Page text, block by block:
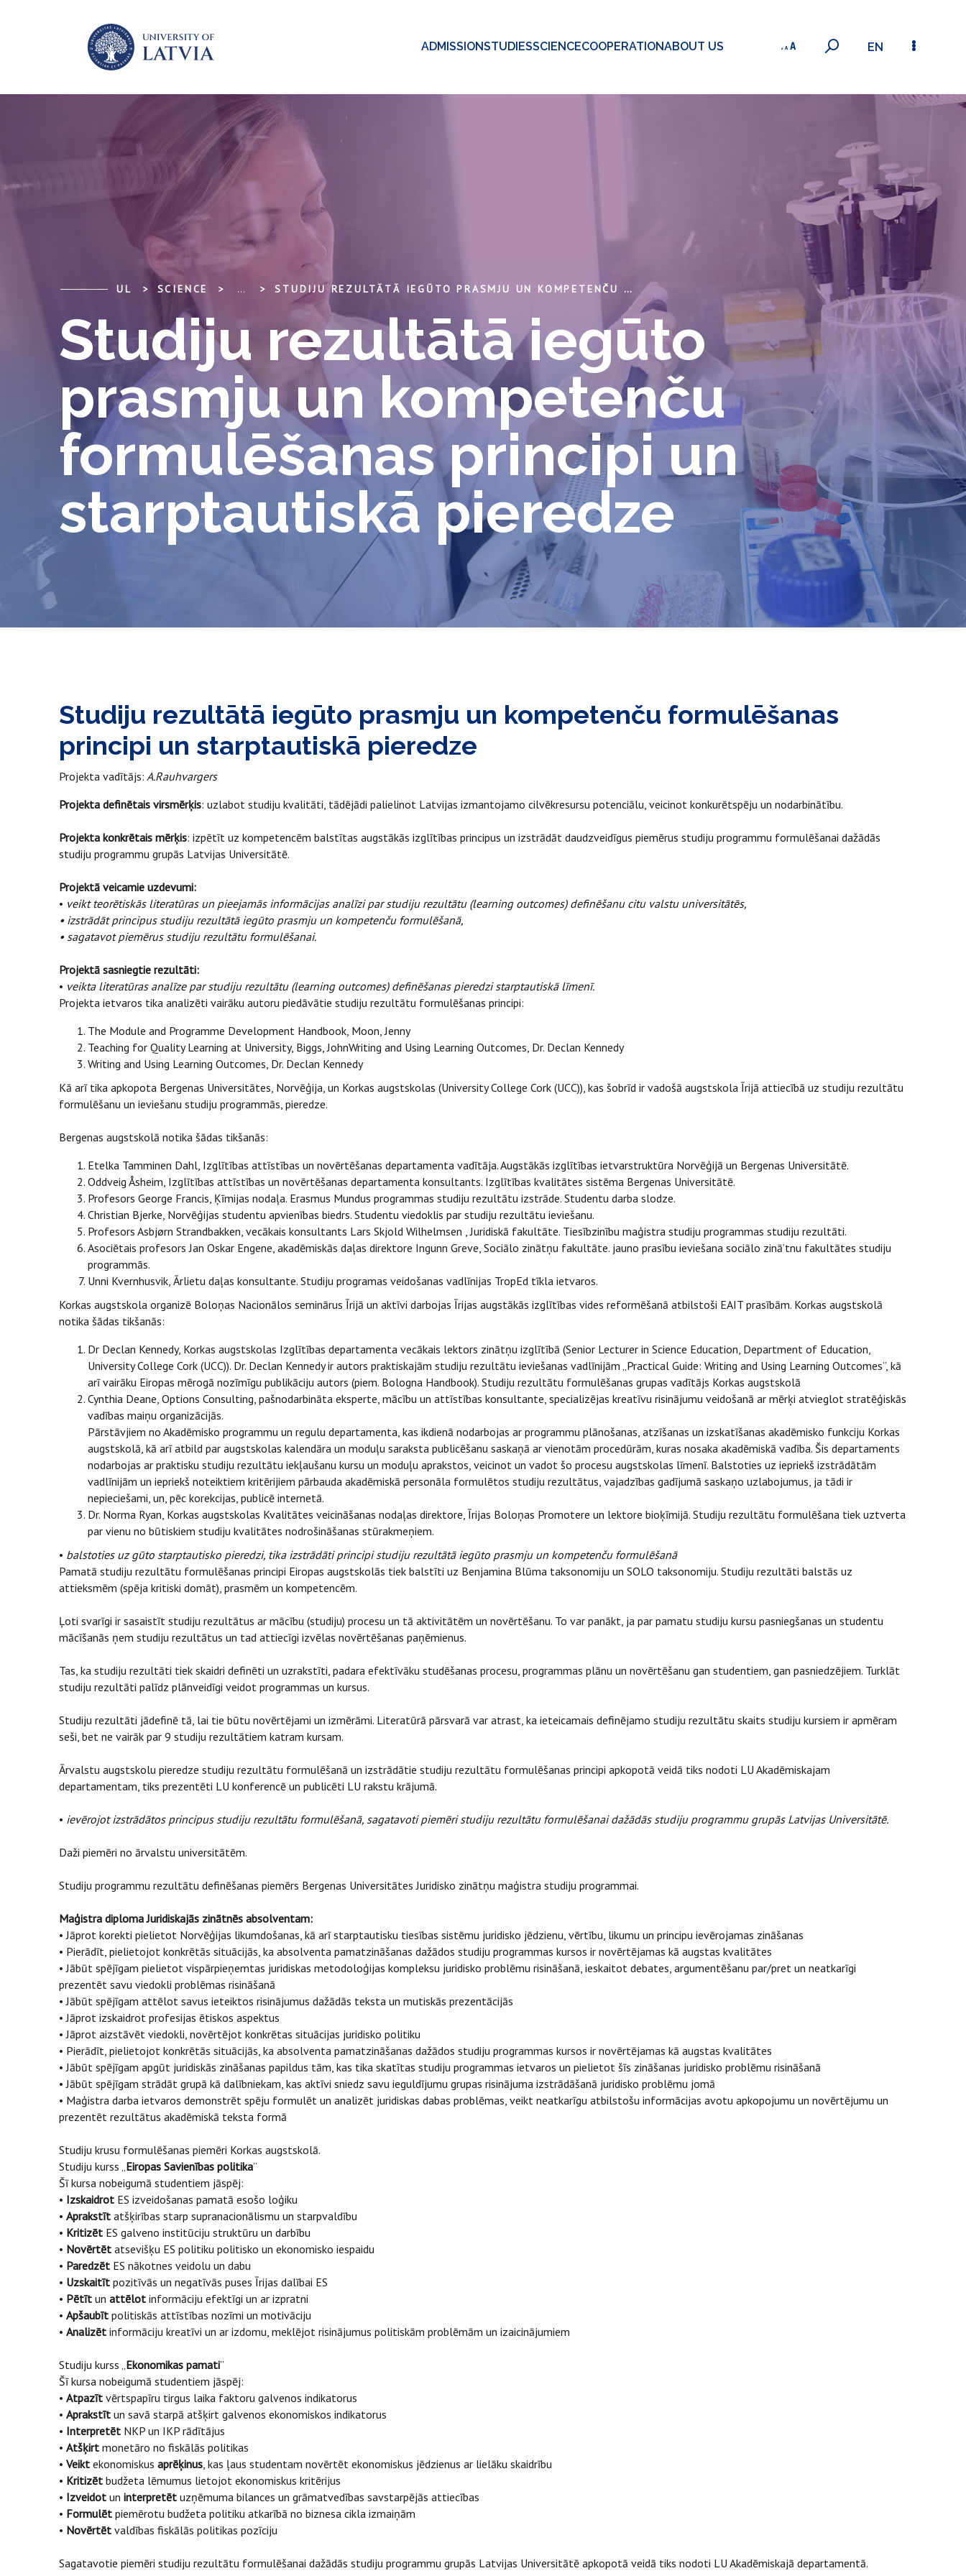
ADMISSIONSTUDIESSCIENCECOOPERATIONABOUT US EN
UL SCIENCE ... STUDIJU REZULTĀTĀ IEGŪTO PRASMJU UN KOMPETENČU FORMULĒŠANAS PRINCIPI UN STARPTAUTISKĀ PIEREDZE
Studiju rezultātā iegūto
prasmju un kompetenču
formulēšanas principi un
starptautiskā pieredze
Studiju rezultātā iegūto prasmju un kompetenču formulēšanas
principi un starptautiskā pieredze
Projekta vadītājs: A.Rauhvargers
Projekta definētais virsmērķis: uzlabot studiju kvalitāti, tādējādi palielinot Latvijas izmantojamo cilvēkresursu potenciālu, veicinot konkurētspēju un nodarbinātību.
Projekta konkrētais mērķis: izpētīt uz kompetencēm balstītas augstākās izglītības principus un izstrādāt daudzveidīgus piemērus studiju programmu formulēšanai dažādās
studiju programmu grupās Latvijas Universitātē.
Projektā veicamie uzdevumi:
• veikt teorētiskās literatūras un pieejamās informācijas analīzi par studiju rezultātu (learning outcomes) definēšanu citu valstu universitātēs,
• izstrādāt principus studiju rezultātā iegūto prasmju un kompetenču formulēšanā,
• sagatavot piemērus studiju rezultātu formulēšanai.
Projektā sasniegtie rezultāti:
• veikta literatūras analīze par studiju rezultātu (learning outcomes) definēšanas pieredzi starptautiskā līmenī.
Projekta ietvaros tika analizēti vairāku autoru piedāvātie studiju rezultātu formulēšanas principi:
The Module and Programme Development Handbook, Moon, Jenny
Teaching for Quality Learning at University, Biggs, JohnWriting and Using Learning Outcomes, Dr. Declan Kennedy
Writing and Using Learning Outcomes, Dr. Declan Kennedy
Kā arī tika apkopota Bergenas Universitātes, Norvēģija, un Korkas augstskolas (University College Cork (UCC)), kas šobrīd ir vadošā augstskola Īrijā attiecībā uz studiju rezultātu
formulēšanu un ieviešanu studiju programmās, pieredze.
Bergenas augstskolā notika šādas tikšanās:
Etelka Tamminen Dahl, Izglītības attīstības un novērtēšanas departamenta vadītāja. Augstākās izglītības ietvarstruktūra Norvēģijā un Bergenas Universitātē.
Oddveig Åsheim, Izglītības attīstības un novērtēšanas departamenta konsultants. Izglītības kvalitātes sistēma Bergenas Universitātē.
Profesors George Francis, Ķīmijas nodaļa. Erasmus Mundus programmas studiju rezultātu izstrāde. Studentu darba slodze.
Christian Bjerke, Norvēģijas studentu apvienības biedrs. Studentu viedoklis par studiju rezultātu ieviešanu.
Profesors Asbjørn Strandbakken, vecākais konsultants Lars Skjold Wilhelmsen , Juridiskā fakultāte. Tiesībzinību maģistra studiju programmas studiju rezultāti.
Asociētais profesors Jan Oskar Engene, akadēmiskās daļas direktore Ingunn Greve, Sociālo zinātņu fakultāte. jauno prasību ieviešana sociālo zinā’tnu fakultātes studiju
programmās.
Unni Kvernhusvik, Ārlietu daļas konsultante. Studiju programas veidošanas vadlīnijas TropEd tīkla ietvaros.
Korkas augstskola organizē Boloņas Nacionālos seminārus Īrijā un aktīvi darbojas Īrijas augstākās izglītības vides reformēšanā atbilstoši EAIT prasībām. Korkas augstskolā
notika šādas tikšanās:
Dr Declan Kennedy, Korkas augstskolas Izglītības departamenta vecākais lektors zinātņu izglītībā (Senior Lecturer in Science Education, Department of Education,
University College Cork (UCC)). Dr. Declan Kennedy ir autors praktiskajām studiju rezultātu ieviešanas vadlīnijām „Practical Guide: Writing and Using Learning Outcomes”, kā
arī vairāku Eiropas mērogā nozīmīgu publikāciju autors (piem. Bologna Handbook). Studiju rezultātu formulēšanas grupas vadītājs Korkas augstskolā
Cynthia Deane, Options Consulting, pašnodarbināta eksperte, mācību un attīstības konsultante, specializējas kreatīvu risinājumu veidošanā ar mērķi atvieglot stratēģiskās
vadības maiņu organizācijās.
Pārstāvjiem no Akadēmisko programmu un regulu departamenta, kas ikdienā nodarbojas ar programmu plānošanas, atzīšanas un izskatīšanas akadēmisko funkciju Korkas
augstskolā, kā arī atbild par augstskolas kalendāra un moduļu saraksta publicēšanu saskaņā ar vienotām procedūrām, kuras nosaka akadēmiskā vadība. Šis departaments
nodarbojas ar praktisku studiju rezultātu iekļaušanu kursu un moduļu aprakstos, veicinot un vadot šo procesu augstskolas līmenī. Balstoties uz iepriekš izstrādātām
vadlīnijām un iepriekš noteiktiem kritērijiem pārbauda akadēmiskā personāla formulētos studiju rezultātus, vajadzības gadījumā saskaņo uzlabojumus, ja tādi ir
nepieciešami, un, pēc korekcijas, publicē internetā.
Dr. Norma Ryan, Korkas augstskolas Kvalitātes veicināšanas nodaļas direktore, Īrijas Boloņas Promotere un lektore bioķīmijā. Studiju rezultātu formulēšana tiek uztverta
par vienu no būtiskiem studiju kvalitātes nodrošināšanas stūrakmeņiem.
• balstoties uz gūto starptautisko pieredzi, tika izstrādāti principi studiju rezultātā iegūto prasmju un kompetenču formulēšanā
Pamatā studiju rezultātu formulēšanas principi Eiropas augstskolās tiek balstīti uz Benjamina Blūma taksonomiju un SOLO taksonomiju. Studiju rezultāti balstās uz
attieksmēm (spēja kritiski domāt), prasmēm un kompetencēm.
Ļoti svarīgi ir sasaistīt studiju rezultātus ar mācību (studiju) procesu un tā aktivitātēm un novērtēšanu. To var panākt, ja par pamatu studiju kursu pasniegšanas un studentu
mācīšanās ņem studiju rezultātus un tad attiecīgi izvēlas novērtēšanas paņēmienus.
Tas, ka studiju rezultāti tiek skaidri definēti un uzrakstīti, padara efektīvāku studēšanas procesu, programmas plānu un novērtēšanu gan studentiem, gan pasniedzējiem. Turklāt
studiju rezultāti palīdz plānveidīgi veidot programmas un kursus.
Studiju rezultāti jādefinē tā, lai tie būtu novērtējami un izmērāmi. Literatūrā pārsvarā var atrast, ka ieteicamais definējamo studiju rezultātu skaits studiju kursiem ir apmēram
seši, bet ne vairāk par 9 studiju rezultātiem katram kursam.
Ārvalstu augstskolu pieredze studiju rezultātu formulēšanā un izstrādātie studiju rezultātu formulēšanas principi apkopotā veidā tiks nodoti LU Akadēmiskajam
departamentam, tiks prezentēti LU konferencē un publicēti LU rakstu krājumā.
• ievērojot izstrādātos principus studiju rezultātu formulēšanā, sagatavoti piemēri studiju rezultātu formulēšanai dažādās studiju programmu grupās Latvijas Universitātē.
Daži piemēri no ārvalstu universitātēm.
Studiju programmu rezultātu definēšanas piemērs Bergenas Universitātes Juridisko zinātņu maģistra studiju programmai.
Maģistra diploma Juridiskajās zinātnēs absolventam:
• Jāprot korekti pielietot Norvēģijas likumdošanas, kā arī starptautisku tiesības sistēmu juridisko jēdzienu, vērtību, likumu un principu ievērojamas zināšanas
• Pierādīt, pielietojot konkrētās situācijās, ka absolventa pamatzināšanas dažādos studiju programmas kursos ir novērtējamas kā augstas kvalitātes
• Jābūt spējīgam pielietot vispārpieņemtas juridiskas metodoloģijas kompleksu juridisko problēmu risināšanā, ieskaitot debates, argumentēšanu par/pret un neatkarīgi
prezentēt savu viedokli problēmas risināšanā
• Jābūt spējīgam attēlot savus ieteiktos risinājumus dažādās teksta un mutiskās prezentācijās
• Jāprot izskaidrot profesijas ētiskos aspektus
• Jāprot aizstāvēt viedokli, novērtējot konkrētas situācijas juridisko politiku
• Pierādīt, pielietojot konkrētās situācijās, ka absolventa pamatzināšanas dažādos studiju programmas kursos ir novērtējamas kā augstas kvalitātes
• Jābūt spējīgam apgūt juridiskās zināšanas papildus tām, kas tika skatītas studiju programmas ietvaros un pielietot šīs zināšanas juridisko problēmu risināšanā
• Jābūt spējīgam strādāt grupā kā dalībniekam, kas aktīvi sniedz savu ieguldījumu grupas risinājuma izstrādāšanā juridisko problēmu jomā
• Maģistra darba ietvaros demonstrēt spēju formulēt un analizēt juridiskas dabas problēmas, veikt neatkarīgu atbilstošu informācijas avotu apkopojumu un novērtējumu un
prezentēt rezultātus akadēmiskā teksta formā
Studiju krusu formulēšanas piemēri Korkas augstskolā.
Studiju kurss „Eiropas Savienības politika”
Šī kursa nobeigumā studentiem jāspēj:
• Izskaidrot ES izveidošanas pamatā esošo loģiku
• Aprakstīt atšķirības starp supranacionālismu un starpvaldību
• Kritizēt ES galveno institūciju struktūru un darbību
• Novērtēt atsevišķu ES politiku politisko un ekonomisko iespaidu
• Paredzēt ES nākotnes veidolu un dabu
• Uzskaitīt pozitīvās un negatīvās puses Īrijas dalībai ES
• Pētīt un attēlot informāciju efektīgi un ar izpratni
• Apšaubīt politiskās attīstības nozīmi un motivāciju
• Analizēt informāciju kreatīvi un ar izdomu, meklējot risinājumus politiskām problēmām un izaicinājumiem
Studiju kurss „Ekonomikas pamati”
Šī kursa nobeigumā studentiem jāspēj:
• Atpazīt vērtspapīru tirgus laika faktoru galvenos indikatorus
• Aprakstīt un savā starpā atšķirt galvenos ekonomiskos indikatorus
• Interpretēt NKP un IKP rādītājus
• Atšķirt monetāro no fiskālās politikas
• Veikt ekonomiskus aprēķinus, kas ļaus studentam novērtēt ekonomiskus jēdzienus ar lielāku skaidrību
• Kritizēt budžeta lēmumus lietojot ekonomiskus kritērijus
• Izveidot un interpretēt uzņēmuma bilances un grāmatvedības savstarpējās attiecības
• Formulēt piemērotu budžeta politiku atkarībā no biznesa cikla izmaiņām
• Novērtēt valdības fiskālās politikas pozīciju
Sagatavotie piemēri studiju rezultātu formulēšanai dažādās studiju programmu grupās Latvijas Universitātē apkopotā veidā tiks nodoti LU Akadēmiskajā departamentā.